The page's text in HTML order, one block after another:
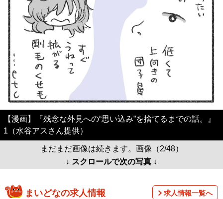
【漫画】『残念な外見への“思い込み”を捨てるまでの話。』
1（水谷アスさん提供）
まだまだ画像は続きます。画像（2/48）
↓ スクロールで次の写真 ↓
まいどなの求人情報 求人情報一覧へ